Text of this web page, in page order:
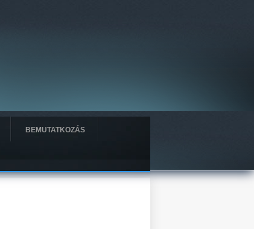
BEMUTATKOZÁS